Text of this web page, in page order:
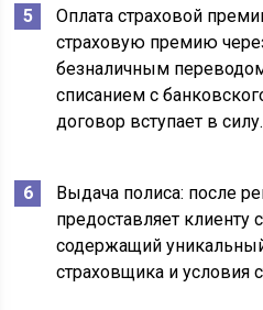
Оплата страховой
страховую премию
безналичным
списанием с
договор вступает в силу.
Выдача полиса: после
предоставляет клиенту
содержащий
страховщика и условия